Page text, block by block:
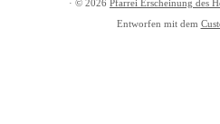
· © 2026 Pfarrei Erscheinung des
Entworfen mit dem